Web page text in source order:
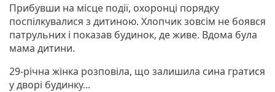
Прибувши на місце події, охоронці порядку
поспілкувалися з дитиною. Хлопчик зовсім не боявся
патрульних і показав будинок, де живе. Вдома була
мама дитини.
29-річна жінка розповіла, що залишила сина гратися
у дворі будинку...